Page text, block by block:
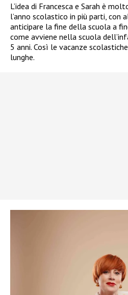
L’idea di Francesca e Sarah è
l’anno scolastico in più parti, con
anticipare la fine della scuola a
come avviene nella scuola
5 anni. Così le vacanze
lunghe.